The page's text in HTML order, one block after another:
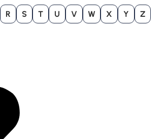
R S T U V W X Y
Z